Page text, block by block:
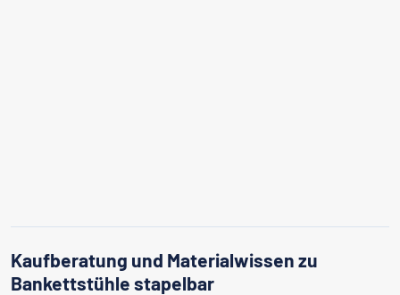
Kaufberatung und Materialwissen zu
Bankettstühle stapelbar